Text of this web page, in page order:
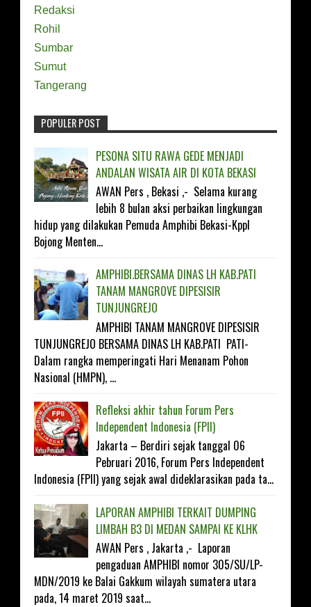
Redaksi
Rohil
Sumbar
Sumut
Tangerang
LIKE ON FACEBOOK
SUBSCRIBE ON YOUTUBE
FOLLOW ON INSTAGRAM
POPULER POST
PESONA SITU RAWA GEDE MENJADI
ANDALAN WISATA AIR DI KOTA BEKASI
AWAN Pers , Bekasi ,- Selama kurang
lebih 8 bulan aksi perbaikan lingkungan
hidup yang dilakukan Pemuda Amphibi Bekasi-Kppl
Bojong Menten...
AMPHIBI.BERSAMA DINAS LH KAB.PATI
TANAM MANGROVE DIPESISIR
TUNJUNGREJO
AMPHIBI TANAM MANGROVE DIPESISIR
TUNJUNGREJO BERSAMA DINAS LH KAB.PATI PATI-
Dalam rangka memperingati Hari Menanam Pohon
Nasional (HMPN), ...
Refleksi akhir tahun Forum Pers
Independent Indonesia (FPII)
Jakarta – Berdiri sejak tanggal 06
Pebruari 2016, Forum Pers Independent
Indonesia (FPII) yang sejak awal dideklarasikan pada ta...
LAPORAN AMPHIBI TERKAIT DUMPING
LIMBAH B3 DI MEDAN SAMPAI KE KLHK
AWAN Pers , Jakarta ,- Laporan
pengaduan AMPHIBI nomor 305/SU/LP-
MDN/2019 ke Balai Gakkum wilayah sumatera utara
pada, 14 maret 2019 saat...